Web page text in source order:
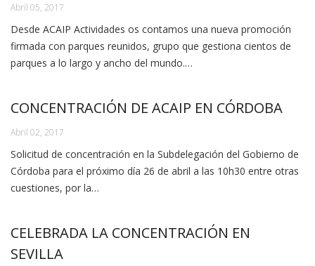
Abril 05, 2017
Desde ACAIP Actividades os contamos una nueva promoción
firmada con parques reunidos, grupo que gestiona cientos de
parques a lo largo y ancho del mundo.…
CONCENTRACIÓN DE ACAIP EN CÓRDOBA
Abril 02, 2017
Solicitud de concentración en la Subdelegación del Gobierno de
Córdoba para el próximo día 26 de abril a las 10h30 entre otras
cuestiones, por la…
CELEBRADA LA CONCENTRACIÓN EN
SEVILLA